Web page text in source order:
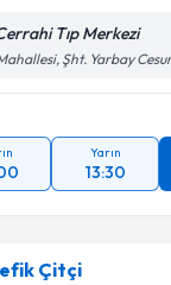
Tıp Merkezi
Şht. Yarbay
Yarın
13:30
Çitçi